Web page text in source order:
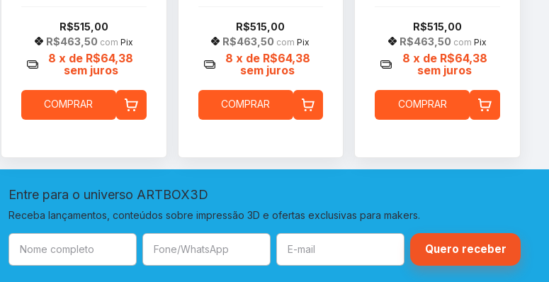
R$515,00
R$463,50 com Pix
8 x de R$64,38
sem juros
COMPRAR
R$515,00
R$463,50 com Pix
8 x de R$64,38
sem juros
COMPRAR
R$515,00
R$463,50 com Pix
8 x de R$64,38
sem juros
COMPRAR
Entre para o universo ARTBOX3D
Receba lançamentos, conteúdos sobre impressão 3D e ofertas exclusivas para makers.